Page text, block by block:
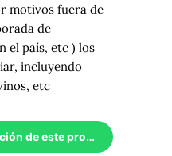
motivos fuera de
de
el país, etc ) los
incluyendo
etc
Necesito Información de este producto